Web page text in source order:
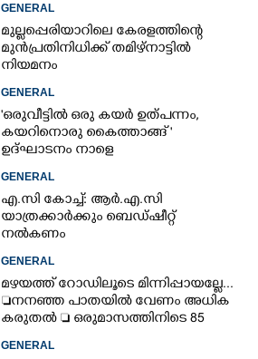
GENERAL
മുല്ലപ്പെരിയാറിലെ കേരളത്തിന്റെ
മുൻപ്രതിനിധിക്ക് തമിഴ്നാട്ടിൽ
നിയമനം
GENERAL
'ഒരുവീട്ടിൽ ഒരു കയർ ഉത്പന്നം,
കയറിനൊരു കൈത്താങ്ങ് '
ഉദ്ഘാടനം നാളെ
GENERAL
എ.സി കോച്ച്: ആർ.എ.സി
യാത്രക്കാർക്കും ബെഡ്ഷീറ്റ്
നൽകണം
GENERAL
മഴയത്ത് റോഡിലൂടെ മിന്നിപ്പായല്ലേ...
നനഞ്ഞ പാതയിൽ വേണം അധിക
കരുതൽ  ഒരുമാസത്തിനിടെ 85
GENERAL